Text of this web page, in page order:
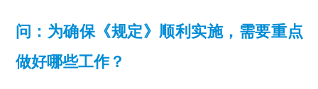
问：为确保《规定》顺利实施，需要重点
做好哪些工作？